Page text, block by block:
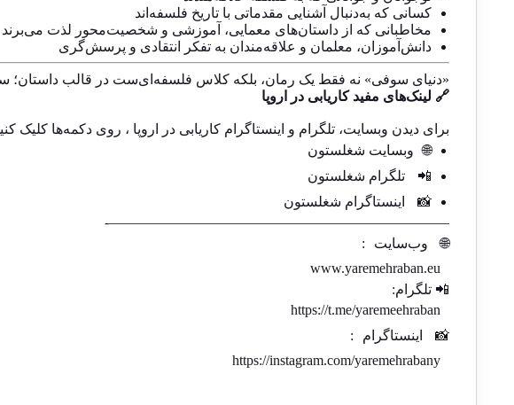
کسانی که به‌دنبال آشنایی مقدماتی با تاریخ فلسفه‌اند
مخاطبانی که از داستان‌های معمایی، آموزشی و شخصیت‌محور لذت می‌برند
دانش‌آموزان، معلمان و علاقه‌مندان به تفکر انتقادی و پرسش‌گری
«دنیای سوفی» نه فقط یک رمان، بلکه کلاس فلسفه‌ای‌ست در قالب داستان؛
🔗 لینک‌های مفید کاریابی در اروپا
برای دیدن وبسایت، تلگرام و اینستاگرام کاریابی در اروپا ، روی دکمه‌ها کلیک
🌐
وبسایت شغلستون
📲
تلگرام شغلستون
📸
اینستاگرام شغلستون
————————————————————————-
🌐
وب‌سایت
:
www.yaremehraban.eu
📲 تلگرام:
https://t.me/yaremeehraban
📸
اینستاگرام
:
https://instagram.com/yaremehrabany